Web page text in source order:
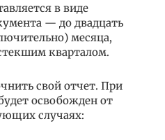
в виде
— до двадцать
месяца,
кварталом.
свой отчет. При
освобожден от
случаях: